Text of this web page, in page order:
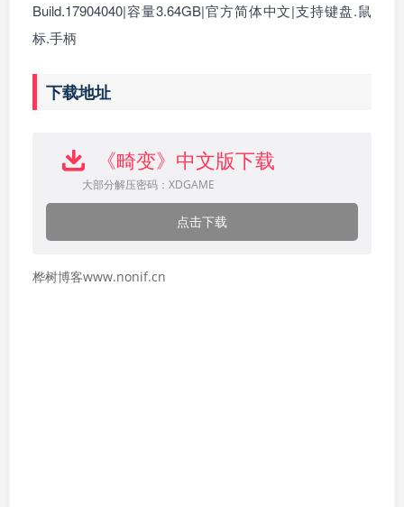
Build.17904040|容量3.64GB|官方简体中文|支持键盘.鼠
标.手柄
下载地址
《畸变》中文版下载
大部分解压密码：XDGAME
点击下载
桦树博客www.nonif.cn